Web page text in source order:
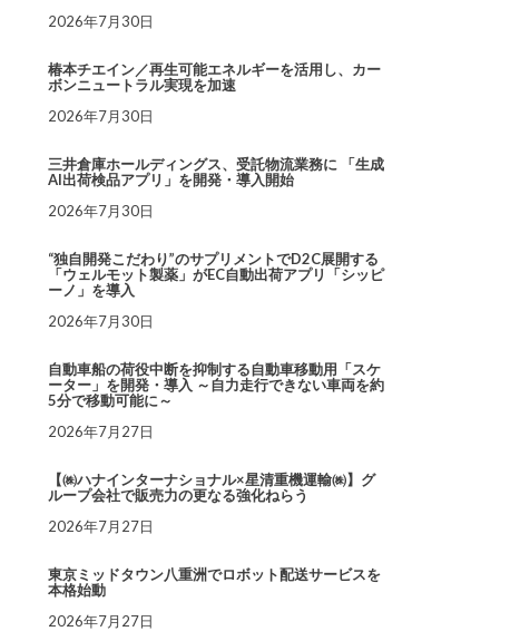
2026年7月30日
椿本チエイン／再生可能エネルギーを活用し、カー
ボンニュートラル実現を加速
2026年7月30日
三井倉庫ホールディングス、受託物流業務に 「生成
AI出荷検品アプリ」を開発・導入開始
2026年7月30日
“独自開発こだわり”のサプリメントでD2C展開する
「ウェルモット製薬」がEC自動出荷アプリ「シッピ
ーノ」を導入
2026年7月30日
自動車船の荷役中断を抑制する自動車移動用「スケ
ーター」を開発・導入 ～自力走行できない車両を約
5分で移動可能に～
2026年7月27日
【㈱ハナインターナショナル×星清重機運輸㈱】グ
ループ会社で販売力の更なる強化ねらう
2026年7月27日
東京ミッドタウン八重洲でロボット配送サービスを
本格始動
2026年7月27日